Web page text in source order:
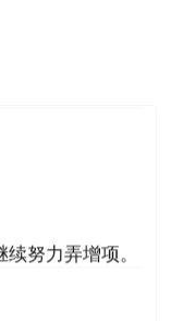
原件签收，考
资格考试合格
用按邮政部门
递员有权收回
取证书时补